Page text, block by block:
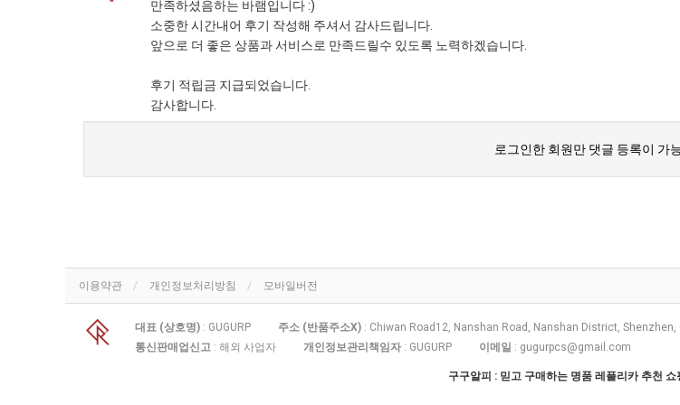
만족하셨음하는 바램입니다 :)
소중한 시간내어 후기 작성해 주셔서 감사드립니다.
앞으로 더 좋은 상품과 서비스로 만족드릴수 있도록 노력하겠습니다.
후기 적립금 지급되었습니다.
감사합니다.
로그인한 회원만 댓글 등록이 가
이용약관 개인정보처리방침 모바일버전
대표 (상호명) : GUGURP 주소 (반품주소X) : Chiwan Road12, Nanshan Road, Nanshan District,
통신판매업신고 : 해외 사업자 개인정보관리책임자 : GUGURP 이메일 : gugurpcs@gmail.com
구구알피 : 믿고 구매하는 명품 레플리카 추천 쇼